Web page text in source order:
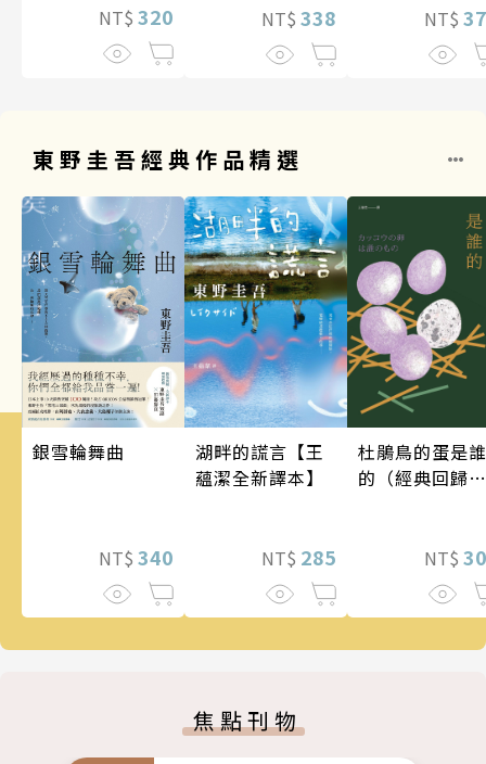
NT$ 320 NT$ 338 NT$
東野圭吾經典作品精選
銀雪輪舞曲
NT$ 340
湖畔的謊言【王
蘊潔全新譯本】
NT$ 285
杜鵑鳥的蛋是誰
的（經典回歸
NT$
焦點刊物